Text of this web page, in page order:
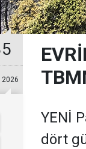
YENİ
dört